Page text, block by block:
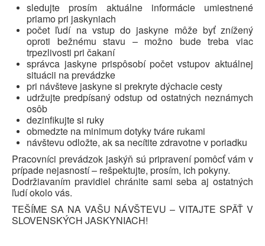
sledujte prosím aktuálne informácie umiestnené
priamo pri jaskyniach
počet ľudí na vstup do jaskyne môže byť znížený
oproti bežnému stavu – možno bude treba viac
trpezlivosti pri čakaní
správca jaskyne prispôsobí počet vstupov aktuálnej
situácii na prevádzke
pri návšteve jaskyne si prekryte dýchacie cesty
udržujte predpísaný odstup od ostatných neznámych
osôb
dezinfikujte si ruky
obmedzte na minimum dotyky tváre rukami
návštevu odložte, ak sa necítite zdravotne v poriadku
Pracovníci prevádzok jaskýň sú pripravení pomôcť vám v
prípade nejasností – rešpektujte, prosím, ich pokyny.
Dodržiavaním pravidiel chránite sami seba aj ostatných
ľudí okolo vás.
TEŠÍME SA NA VAŠU NÁVŠTEVU – VITAJTE SPÄŤ V
SLOVENSKÝCH JASKYNIACH!